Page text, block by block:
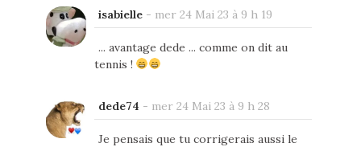
isabielle- mer 24 Mai 23 à 9 h 19
... avantage dede ... comme on dit au
tennis !
dede74 - mer 24 Mai 23 à 9 h 28
Je pensais que tu corrigerais aussi le